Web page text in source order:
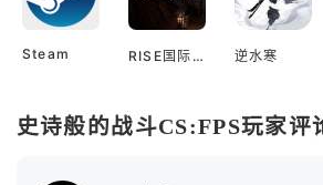
Steam RISE国际服 逆水寒
史诗般的战斗CS:FPS玩家评